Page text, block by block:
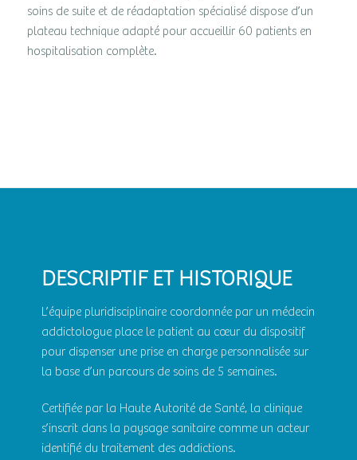
soins de suite et de réadaptation spécialisé dispose d’un
plateau technique adapté pour accueillir 60 patients en
hospitalisation complète.
DESCRIPTIF ET HISTORIQUE
L’équipe pluridisciplinaire coordonnée par un médecin
addictologue place le patient au cœur du dispositif
pour dispenser une prise en charge personnalisée sur
la base d’un parcours de soins de 5 semaines.
Certifiée par la Haute Autorité de Santé, la clinique
s’inscrit dans la paysage sanitaire comme un acteur
identifié du traitement des addictions.